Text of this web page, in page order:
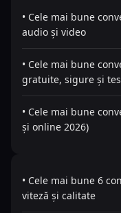
• Cele mai bune
audio și video
• Cele mai bune
gratuite, sigure și
• Cele mai bune
și online 2026)
• Cele mai bune 6
viteză și calitate